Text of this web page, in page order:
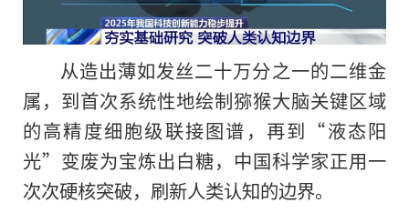
从造出薄如发丝二十万分之一的二维金
属，到首次系统性地绘制猕猴大脑关键区域
的高精度细胞级联接图谱，再到“液态阳
光”变废为宝炼出白糖，中国科学家正用一
次次硬核突破，刷新人类认知的边界。